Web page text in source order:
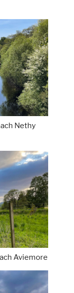
Nethy
Aviemore